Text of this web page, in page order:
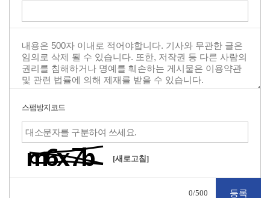
스팸방지코드
[새로고침]
0/500